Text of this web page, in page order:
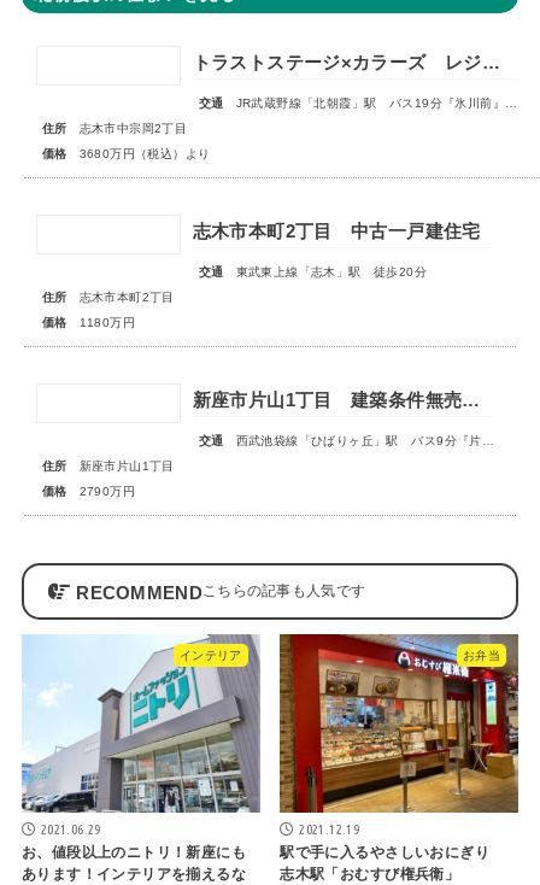
トラストステージ×カラーズ レジデンス志木市中宗岡2丁目14期 全3棟◆販売開始◆
交通
JR武蔵野線「北朝霞」駅 バス19分『氷川前』停歩4分
住所
志木市中宗岡2丁目
価格
3680万円（税込）より
志木市本町2丁目 中古一戸建住宅
交通
東武東上線「志木」駅 徒歩20分
住所
志木市本町2丁目
価格
1180万円
新座市片山1丁目 建築条件無売地 全1区画
交通
西武池袋線「ひばりヶ丘」駅 バス9分『片山小学校』停歩3分
住所
新座市片山1丁目
価格
2790万円
RECOMMEND
インテリア
2021.06.29
お、値段以上のニトリ！新座にも
あります！インテリアを揃えるな
お弁当
2021.12.19
駅で手に入るやさしいおにぎり
志木駅「おむすび権兵衛」